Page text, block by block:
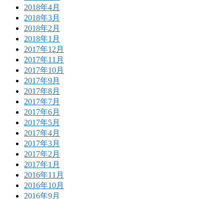
2018年4月
2018年3月
2018年2月
2018年1月
2017年12月
2017年11月
2017年10月
2017年9月
2017年8月
2017年7月
2017年6月
2017年5月
2017年4月
2017年3月
2017年2月
2017年1月
2016年11月
2016年10月
2016年9月